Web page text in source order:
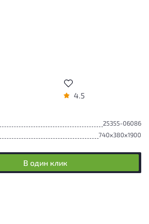
4.5
25355-06086
740x380x1900
В один клик